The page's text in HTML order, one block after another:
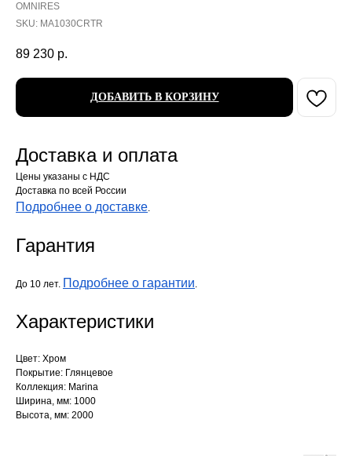
OMNIRES
SKU: MA1030CRTR
89 230 р.
ДОБАВИТЬ В КОРЗИНУ
Доставка и оплата
Цены указаны с НДС
Доставка по всей России
Подробнее о доставке.
Гарантия
До 10 лет. Подробнее о гарантии.
Характеристики
Цвет: Хром
Покрытие: Глянцевое
Коллекция: Marina
Ширина, мм: 1000
Высота, мм: 2000